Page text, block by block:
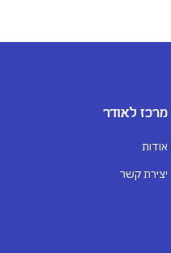
מרכז לאודר
אודות
יצירת קשר